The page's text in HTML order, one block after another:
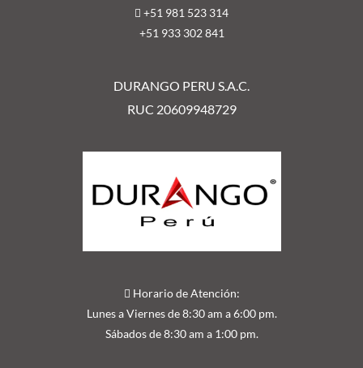
+51 981 523 314
+51 933 302 841
DURANGO PERU S.A.C.
RUC 20609948729
Horario de Atención:
Lunes a Viernes de 8:30 am a 6:00 pm.
Sábados de 8:30 am a 1:00 pm.